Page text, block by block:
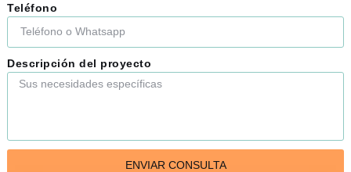
Teléfono
Descripción del proyecto
ENVIAR CONSULTA